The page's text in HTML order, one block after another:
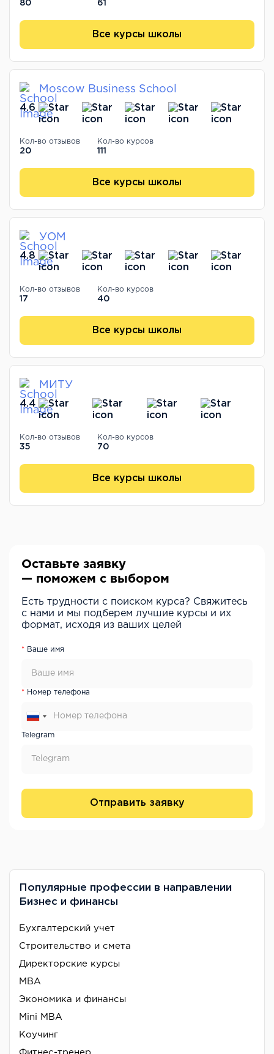
80 61
Все курсы школы
Moscow Business School
4.6
Кол-во отзывов
20
Кол-во курсов
111
Все курсы школы
УОМ
4.8
Кол-во отзывов
17
Кол-во курсов
40
Все курсы школы
МИТУ
4.4
Кол-во отзывов
35
Кол-во курсов
70
Все курсы школы
Оставьте заявку
— поможем с выбором
Есть трудности с поиском курса? Свяжитесь
с нами и мы подберем лучшие курсы и их
формат, исходя из ваших целей
Ваше имя
Номер телефона
Telegram
Отправить заявку
Популярные профессии в направлении
Бизнес и финансы
Бухгалтерский учет
Строительство и смета
Директорские курсы
MBA
Экономика и финансы
Mini MBA
Коучинг
Фитнес-тренер